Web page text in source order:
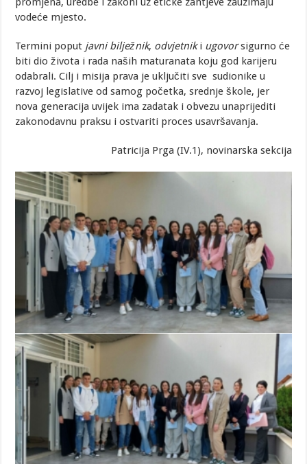
vodeće mjesto.
Termini poput javni bilježnik, odvjetniki ugovorsigurno će
biti dio života i rada naših maturanata koju god karijeru
odabrali. Cilj i misija prava je uključiti sve sudionike u
razvoj legislative od samog početka, srednje škole, jer
nova generacija uvijek ima zadatak i obvezu unaprijediti
zakonodavnu praksu i ostvariti proces usavršavanja.
Patricija Prga (IV.1), novinarska sekcija